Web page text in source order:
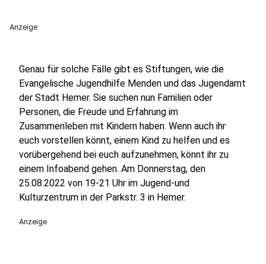
Anzeige
Genau für solche Fälle gibt es Stiftungen, wie die
Evangelische Jugendhilfe Menden und das Jugendamt
der Stadt Hemer. Sie suchen nun Familien oder
Personen, die Freude und Erfahrung im
Zusammenleben mit Kindern haben. Wenn auch ihr
euch vorstellen könnt, einem Kind zu helfen und es
vorübergehend bei euch aufzunehmen, könnt ihr zu
einem Infoabend gehen. Am Donnerstag, den
25.08.2022 von 19-21 Uhr im Jugend-und
Kulturzentrum in der Parkstr. 3 in Hemer.
Anzeige